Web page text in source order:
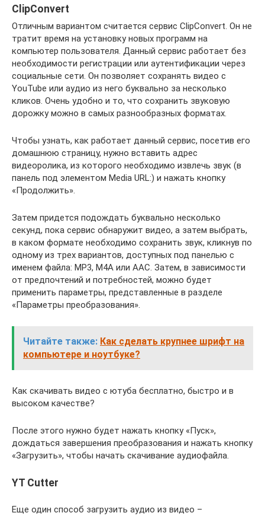
ClipConvert
Отличным вариантом считается сервис ClipConvert. Он не
тратит время на установку новых программ на
компьютер пользователя. Данный сервис работает без
необходимости регистрации или аутентификации через
социальные сети. Он позволяет сохранять видео с
YouTube или аудио из него буквально за несколько
кликов. Очень удобно и то, что сохранить звуковую
дорожку можно в самых разнообразных форматах.
Чтобы узнать, как работает данный сервис, посетив его
домашнюю страницу, нужно вставить адрес
видеоролика, из которого необходимо извлечь звук (в
панель под элементом Media URL:) и нажать кнопку
«Продолжить».
Затем придется подождать буквально несколько
секунд, пока сервис обнаружит видео, а затем выбрать,
в каком формате необходимо сохранить звук, кликнув по
одному из трех вариантов, доступных под панелью с
именем файла: MP3, M4A или AAC. Затем, в зависимости
от предпочтений и потребностей, можно будет
применить параметры, представленные в разделе
«Параметры преобразования».
Читайте также: Как сделать крупнее шрифт на
компьютере и ноутбуке?
Как скачивать видео с ютуба бесплатно, быстро и в
высоком качестве?
После этого нужно будет нажать кнопку «Пуск»,
дождаться завершения преобразования и нажать кнопку
«Загрузить», чтобы начать скачивание аудиофайла.
YT Cutter
Еще один способ загрузить аудио из видео –